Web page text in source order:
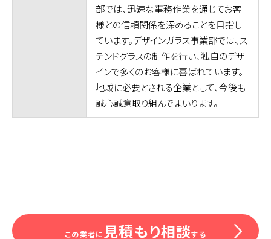
部では、迅速な事務作業を通じてお客
様との信頼関係を深めることを目指し
ています。デザインガラス事業部では、ス
テンドグラスの制作を行い、独自のデザ
インで多くのお客様に喜ばれています。
地域に必要とされる企業として、今後も
誠心誠意取り組んでまいります。
この業者に 見積もり相談する